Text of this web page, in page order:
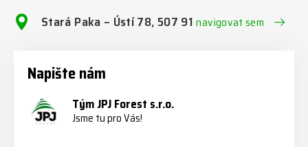
Stará Paka – Ústí 78, 507 91navigovat sem
Napište nám
Tým JPJ Forest s.r.o.
Jsme tu pro Vás!